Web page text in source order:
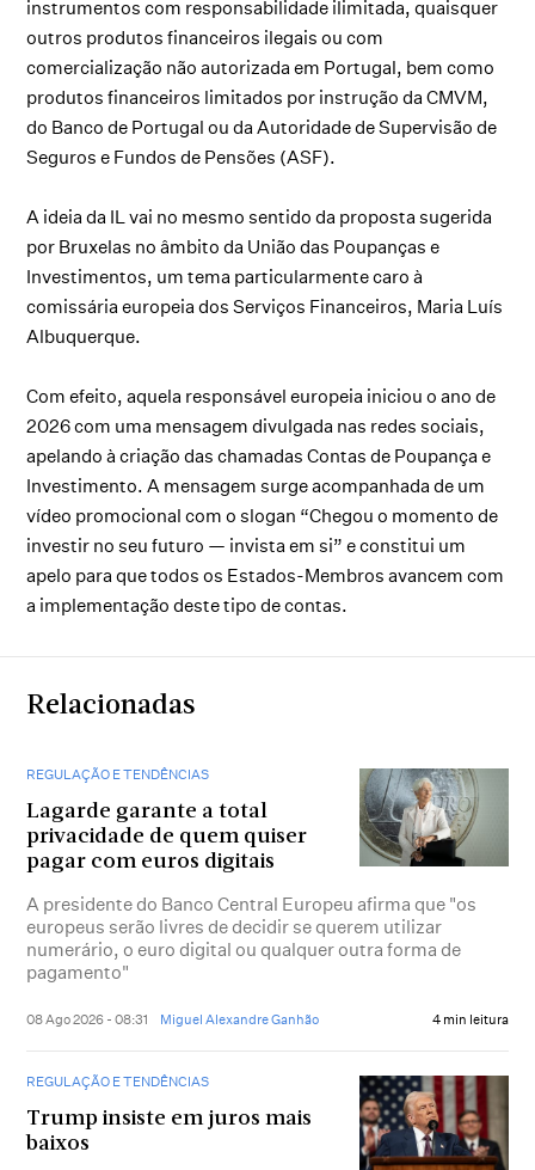
instrumentos com responsabilidade ilimitada, quaisquer
outros produtos financeiros ilegais ou com
comercialização não autorizada em Portugal, bem como
produtos financeiros limitados por instrução da CMVM,
do Banco de Portugal ou da Autoridade de Supervisão de
Seguros e Fundos de Pensões (ASF).
A ideia da IL vai no mesmo sentido da proposta sugerida
por Bruxelas no âmbito da União das Poupanças e
Investimentos, um tema particularmente caro à
comissária europeia dos Serviços Financeiros, Maria Luís
Albuquerque.
Com efeito, aquela responsável europeia iniciou o ano de
2026 com uma mensagem divulgada nas redes sociais,
apelando à criação das chamadas Contas de Poupança e
Investimento. A mensagem surge acompanhada de um
vídeo promocional com o slogan “Chegou o momento de
investir no seu futuro — invista em si” e constitui um
apelo para que todos os Estados-Membros avancem com
a implementação deste tipo de contas.
Relacionadas
REGULAÇÃO E TENDÊNCIAS
Lagarde garante a total
privacidade de quem quiser
pagar com euros digitais
A presidente do Banco Central Europeu afirma que "os
europeus serão livres de decidir se querem utilizar
numerário, o euro digital ou qualquer outra forma de
pagamento"
08 Ago 2026 - 08:31 Miguel Alexandre Ganhão 4 min leitura
REGULAÇÃO E TENDÊNCIAS
Trump insiste em juros mais
baixos